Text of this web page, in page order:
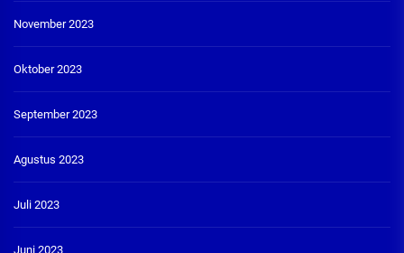
November 2023
Oktober 2023
September 2023
Agustus 2023
Juli 2023
Juni 2023